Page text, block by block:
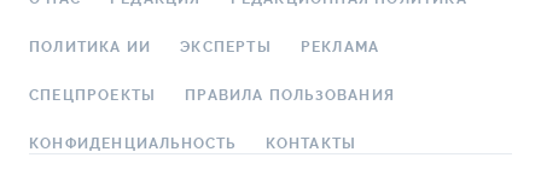
ПОЛИТИКА ИИ ЭКСПЕРТЫ РЕКЛАМА
СПЕЦПРОЕКТЫ ПРАВИЛА ПОЛЬЗОВАНИЯ
КОНФИДЕНЦИАЛЬНОСТЬ КОНТАКТЫ